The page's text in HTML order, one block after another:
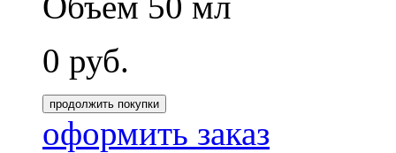
0 руб.
продолжить покупки
оформить заказ